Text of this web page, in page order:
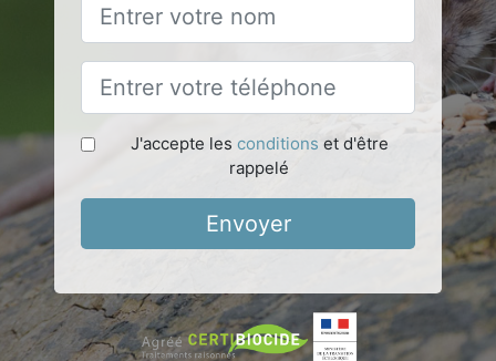
J'accepte les conditions et d'être
rappelé
Envoyer